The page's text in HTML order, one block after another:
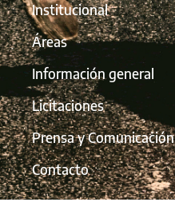
Institucional
Áreas
Información general
Licitaciones
Prensa y Comunicación
Contacto